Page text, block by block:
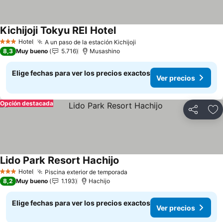
3 Estrellas
Hotel A un paso de la estación Kichijoji
Kichijoji Tokyu REI HotelVer precios
8,3 Muy bueno 5.716 Musashino
Elige fechas para ver los precios exactos
Ver precios
Compartir
Opción destacada
3 Estrellas
Hotel Piscina exterior de temporada
Lido Park Resort Hachijo
8,2 Muy bueno 1.193 Hachijo
Elige fechas para ver los precios exactos
Ver precios